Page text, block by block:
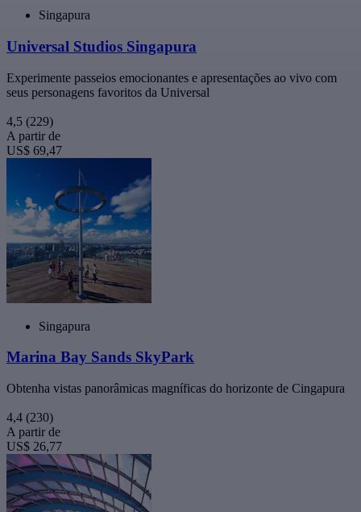
Singapura
Universal Studios Singapura
Experimente passeios emocionantes e apresentações ao vivo com
seus personagens favoritos da Universal
4,5 (229)
A partir de
US$ 69,47
Singapura
Marina Bay Sands SkyPark
Obtenha vistas panorâmicas magníficas do horizonte de Cingapura
4,4 (230)
A partir de
US$ 26,77